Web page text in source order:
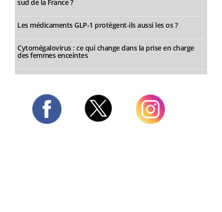
sud de la France ?
Les médicaments GLP-1 protègent-ils aussi les os ?
Cytomégalovirus : ce qui change dans la prise en charge
des femmes enceintes